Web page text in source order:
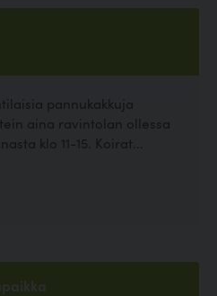
pannukakkuja
aina ravintolan ollessa
klo 11-15. Koirat...